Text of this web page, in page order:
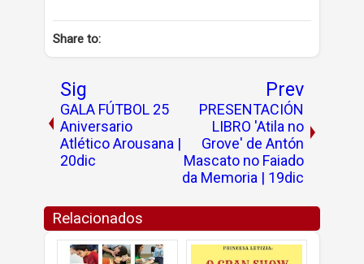
Share to:
Sig
GALA FÚTBOL 25
Aniversario
Atlético Arousana |
20dic
Prev
PRESENTACIÓN
LIBRO 'Atila no
Grove' de Antón
Mascato no Faiado
da Memoria | 19dic
Relacionados